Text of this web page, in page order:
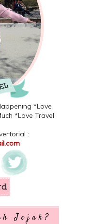
*Love
*Love Travel
:
Jejak?